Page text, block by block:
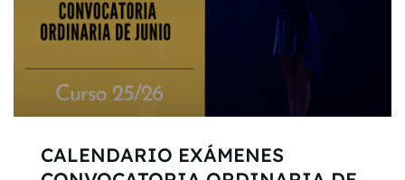
CALENDARIO EXÁMENES